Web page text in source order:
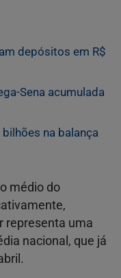
depósitos em R$
Sena acumulada
na balança
médio do
representa uma
nacional, que já